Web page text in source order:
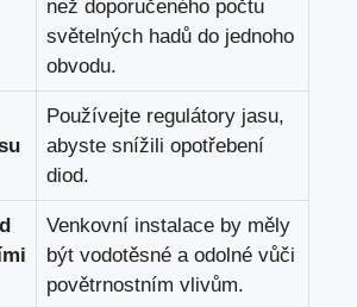
než doporučeného počtu
světelných hadů do jednoho
obvodu.
Používejte regulátory jasu,
abyste snížili opotřebení
diod.
Venkovní instalace by měly
být vodotěsné a odolné vůči
povětrnostním vlivům.